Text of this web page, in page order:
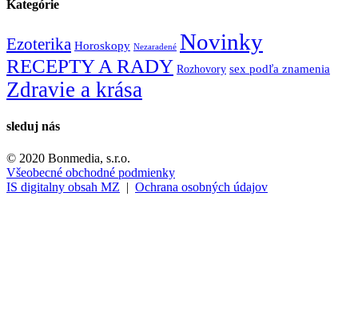
Kategórie
Ezoterika Horoskopy Nezaradené Novinky
RECEPTY A RADY Rozhovory sex podľa znamenia
Zdravie a krása
sleduj nás
© 2020 Bonmedia, s.r.o.
Všeobecné obchodné podmienky
IS digitalny obsah MZ | Ochrana osobných údajov